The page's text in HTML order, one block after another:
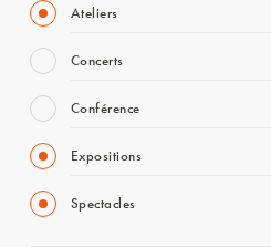
Ateliers
Concerts
Conférence
Expositions
Spectacles